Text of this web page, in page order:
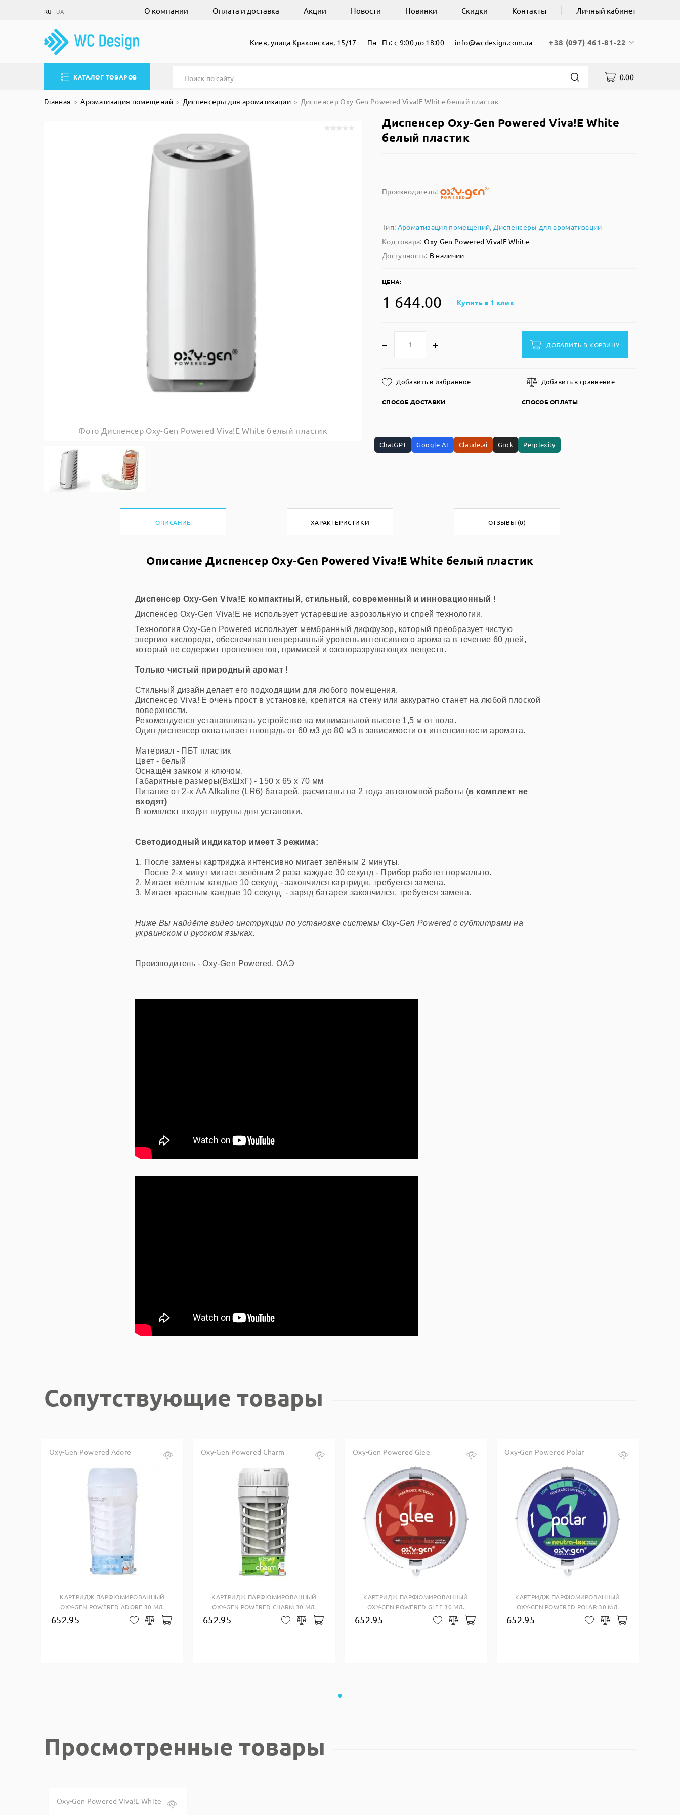
RU UA О компании Оплата и доставка Акции Новости Новинки Скидки Контакты Личный кабинет
Киев, улица Краковская, 15/17 Пн - Пт: с 9:00 до 18:00 info@wcdesign.com.ua +38 (097) 461-81-22
КАТАЛОГ ТОВАРОВ 0.00
Главная Ароматизация помещений Диспенсеры для ароматизации Диспенсер Oxy-Gen Powered Viva!E White белый пластик
Фото Диспенсер Oxy-Gen Powered Viva!E White белый пластик
Диспенсер Oxy-Gen Powered Viva!E White
белый пластик
Производитель:
Тип: Ароматизация помещений, Диспенсеры для ароматизации
Код товара: Oxy-Gen Powered Viva!E White
Доступность: В наличии
ЦЕНА:
1 644.00 Купить в 1 клик
ДОБАВИТЬ В КОРЗИНУ
Добавить в избранное Добавить в сравнение
СПОСОБ ДОСТАВКИ СПОСОБ ОПЛАТЫ
ChatGPT Google AI Claude.ai Grok Perplexity
ОПИСАНИЕ ХАРАКТЕРИСТИКИ ОТЗЫВЫ (0)
Описание Диспенсер Oxy-Gen Powered Viva!E White белый пластик
Диспенсер Oxy-Gen Viva!E компактный, стильный, современный и инновационный !
Диспенсер Oxy-Gen Viva!E не использует устаревшие аэрозольную и спрей технологии.
Технология Oxy-Gen Powered использует мембранный диффузор, который преобразует чистую
энергию кислорода, обеспечивая непрерывный уровень интенсивного аромата в течение 60 дней,
который не содержит пропеллентов, примисей и озоноразрушающих веществ.
Только чистый природный аромат !
Стильный дизайн делает его подходящим для любого помещения.
Диспенсер Viva! E очень прост в установке, крепится на стену или аккуратно станет на любой плоской
поверхности.
Рекомендуется устанавливать устройство на минимальной высоте 1,5 м от пола.
Один диспенсер охватывает площадь от 60 м3 до 80 м3 в зависимости от интенсивности аромата.
Материал - ПБТ пластик
Цвет - белый
Оснащён замком и ключом.
Габаритные размеры(ВxШxГ) - 150 x 65 x 70 мм
Питание от 2-х AA Alkaline (LR6) батарей, расчитаны на 2 года автономной работы (в комплект не
входят)
В комплект входят шурупы для установки.
Cветодиодный индикатор имеет 3 режима:
1. После замены картриджа интенсивно мигает зелёным 2 минуты.
После 2-х минут мигает зелёным 2 раза каждые 30 секунд - Прибор работет нормально.
2. Мигает жёлтым каждые 10 секунд - закончился картридж, требуется замена.
3. Мигает красным каждые 10 секунд - заряд батареи закончился, требуется замена.
Ниже Вы найдёте видео инструкции по установке системы Oxy-Gen Powered с субтитрами на
украинском и русском языках.
Производитель - Oxy-Gen Powered, OAЭ
Сопутствующие товары
Oxy-Gen Powered Adore
Купить в один клик
КАРТРИДЖ ПАРФЮМИРОВАННЫЙ
OXY-GEN POWERED ADORE 30 МЛ.
652.95 В закладки
СравнитьДобавить в корзину
Oxy-Gen Powered Charm
Купить в один клик
КАРТРИДЖ ПАРФЮМИРОВАННЫЙ
OXY-GEN POWERED CHARM 30 МЛ.
652.95 В закладки
СравнитьДобавить в корзину
Oxy-Gen Powered Glee
Купить в один клик
КАРТРИДЖ ПАРФЮМИРОВАННЫЙ
OXY-GEN POWERED GLEE 30 МЛ.
652.95 В закладки
СравнитьДобавить в корзину
Oxy-Gen Powered Polar
Купить в один клик
КАРТРИДЖ ПАРФЮМИРОВАННЫЙ
OXY-GEN POWERED POLAR 30 МЛ.
652.95 В закладки
Сравнить
Просмотренные товары
Oxy-Gen Powered Viva!E White